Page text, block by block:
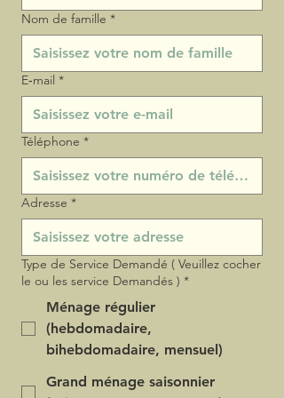
Nom de famille *
E‑mail *
Téléphone *
Adresse *
Type de Service Demandé ( Veuillez cocher
le ou les service Demandés ) *
Ménage régulier
(hebdomadaire,
bihebdomadaire, mensuel)
Grand ménage saisonnier